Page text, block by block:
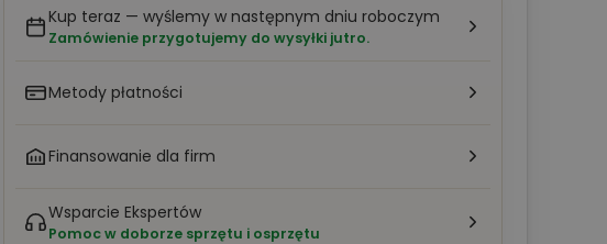
Kup teraz — wyślemy w następnym dniu roboczym
Zamówienie przygotujemy do wysyłki jutro.
Metody płatności
Finansowanie dla firm
Wsparcie Ekspertów
Pomoc w doborze sprzętu i osprzętu